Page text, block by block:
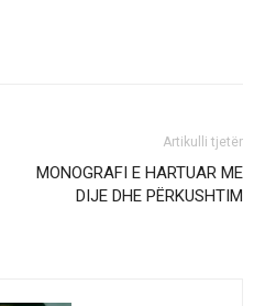
Artikulli tjetër
MONOGRAFI E HARTUAR ME
DIJE DHE PËRKUSHTIM